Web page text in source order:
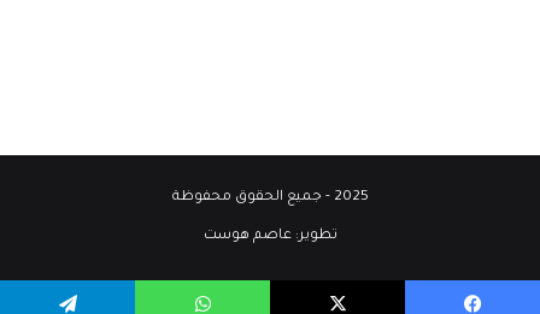
2025 - جميع الحقوق محفوظة
تطوير:عاصم هوست